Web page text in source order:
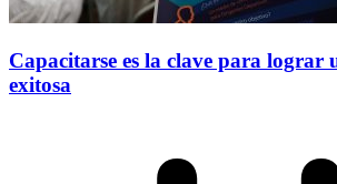
Capacitarse es la clave para lograr
exitosa